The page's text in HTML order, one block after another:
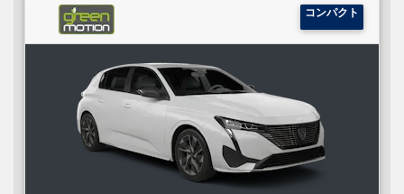
コンパクト